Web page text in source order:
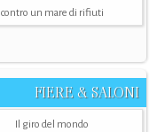
contro un mare di rifiuti
FIERE & SALONI
Il giro del mondo